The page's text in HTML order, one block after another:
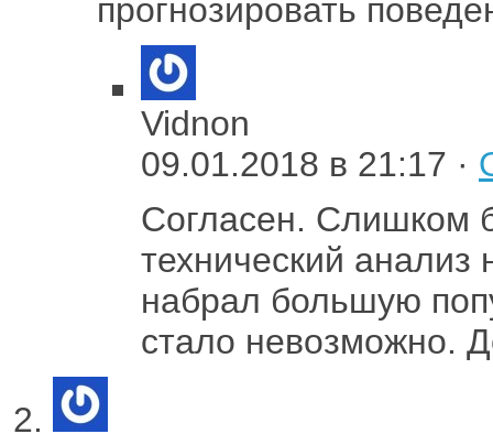
прогнозировать
Vidnon
09.01.2018 в 21:17 ·
Согласен. Слишком
технический анализ
набрал большую
стало невозможно.